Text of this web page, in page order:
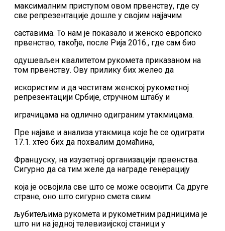
максималним приступом овом првенству, где су
све репрезентације дошле у својим најјачим
саставима. То нам је показало и женско европско
првенство, такође, после Рија 2016., где сам био
одушевљен квалитетом рукомета приказаном на
том првенству. Ову прилику бих желео да
искористим и да честитам женској рукометној
репрезентацији Србије, стручном штабу и
играчицама на одлично одиграним утакмицама.
Пре најаве и анализа утакмица које ће се одиграти
17.1. хтео бих да похвалим домаћина,
Француску, на изузетној организацији првенства.
Сигурно да са тим желе да награде генерацију
која је освојила све што се може освојити. Са друге
стране, оно што сигурно смета свим
љубитељима рукомета и рукометним радницима је
што ни на једној телевизијској станици у